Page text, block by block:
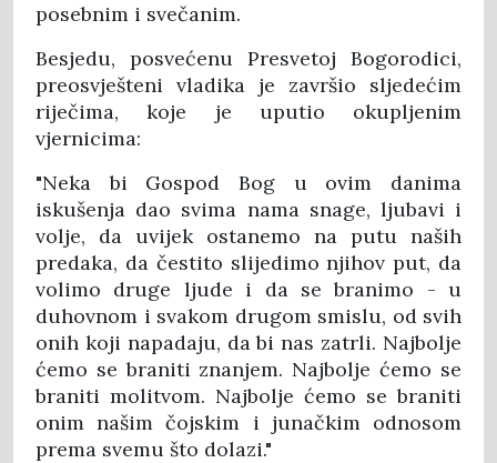
posebnim i svečanim.
Besjedu, posvećenu Presvetoj Bogorodici,
preosvješteni vladika je završio sljedećim
riječima, koje je uputio okupljenim
vjernicima:
"Neka bi Gospod Bog u ovim danima
iskušenja dao svima nama snage, ljubavi i
volje, da uvijek ostanemo na putu naših
predaka, da čestito slijedimo njihov put, da
volimo druge ljude i da se branimo - u
duhovnom i svakom drugom smislu, od svih
onih koji napadaju, da bi nas zatrli. Najbolje
ćemo se braniti znanjem. Najbolje ćemo se
braniti molitvom. Najbolje ćemo se braniti
onim našim čojskim i junačkim odnosom
prema svemu što dolazi."